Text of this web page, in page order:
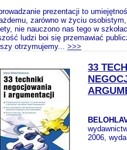
prezentacji to
zarówno w życiu
nie nauczono nas tego w
ludzi boi się przemawiać
otrzymujemy... >>>
33
2006,